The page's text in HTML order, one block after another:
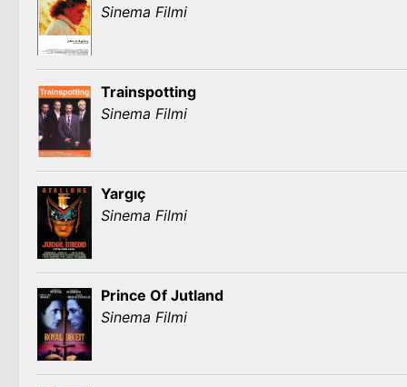
Sinema Filmi
Trainspotting
Sinema Filmi
Yargıç
Sinema Filmi
Prince Of Jutland
Sinema Filmi